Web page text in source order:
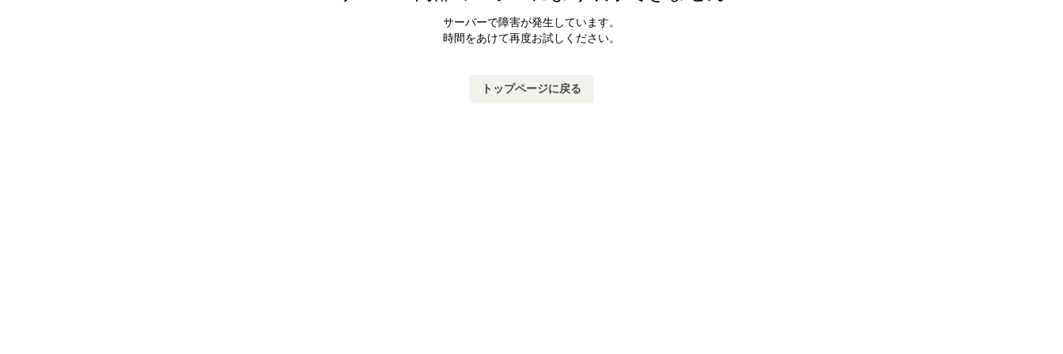
サーバーで障害が発生しています。
時間をあけて再度お試しください。
トップページに戻る